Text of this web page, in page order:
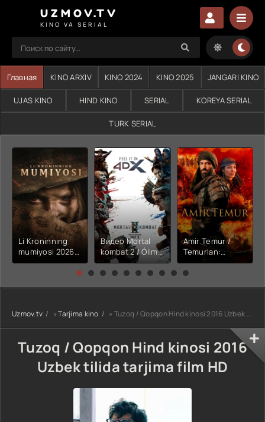
UZMOV.TV
KINO VA SERIAL
Главная KINO ARXIV KINO 2024 KINO 2025 JANGARI KINO
UJAS KINO HIND KINO SERIAL KOREYA SERIAL
TURK SERIAL
Li Kroninning
mumiyosi 2026
(uzbek tilida
kino) tarjima HD
Видео Mortal
kombat 2 / Ólim
jangi 2 (2026)
Uzbek tilida
Amir Temur /
Temurlan:
Fathchining
yuksalishi
tarjima kino Full
HD tas-ix
Uzmov.tv »Tarjima kino » Tuzoq / Qopqon Hind kinosi 2016 Uzbek tilida tarjima film HD
Tuzoq / Qopqon Hind kinosi 2016
Uzbek tilida tarjima film HD